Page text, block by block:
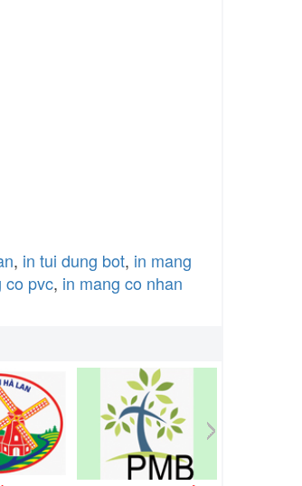
, in tui dung bot, in mang
co pvc, in mang co nhan